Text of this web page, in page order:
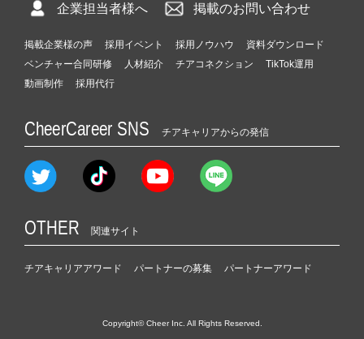
企業担当者様へ 掲載のお問い合わせ
掲載企業様の声 採用イベント 採用ノウハウ
資料ダウンロード
ベンチャー合同研修
人材紹介 チアコネクション
TikTok運用
動画制作
採用代行
CheerCareer SNS チアキャリアからの発信
OTHER 関連サイト
チアキャリアアワード パートナーの募集 パートナーアワード
Copyright© Cheer Inc. All Rights Reserved.